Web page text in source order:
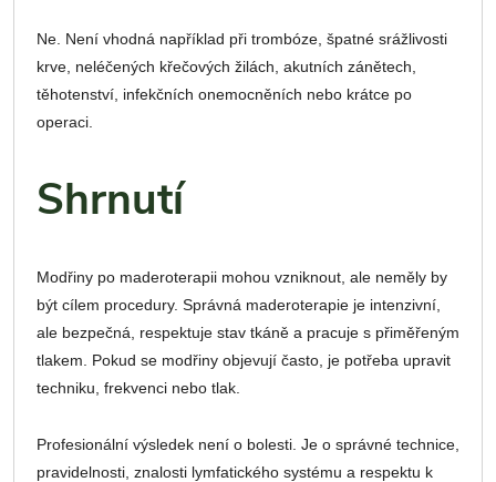
Ne. Není vhodná například při trombóze, špatné srážlivosti
krve, neléčených křečových žilách, akutních zánětech,
těhotenství, infekčních onemocněních nebo krátce po
operaci.
Shrnutí
Modřiny po maderoterapii mohou vzniknout, ale neměly by
být cílem procedury. Správná maderoterapie je intenzivní,
ale bezpečná, respektuje stav tkáně a pracuje s přiměřeným
tlakem. Pokud se modřiny objevují často, je potřeba upravit
techniku, frekvenci nebo tlak.
Profesionální výsledek není o bolesti. Je o správné technice,
pravidelnosti, znalosti lymfatického systému a respektu k